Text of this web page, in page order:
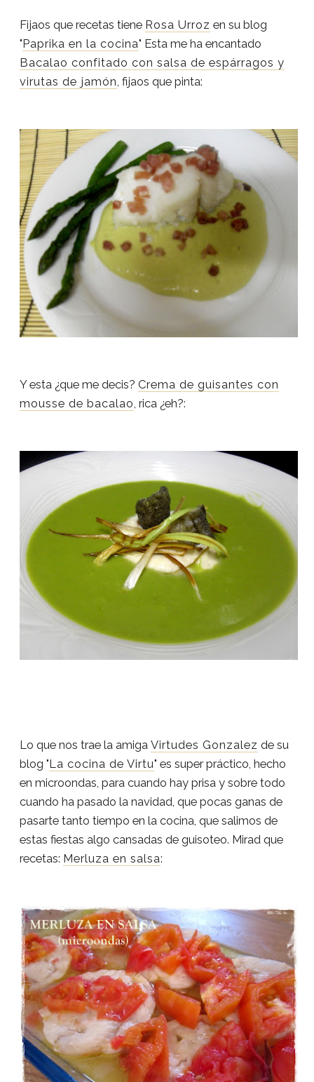
Fijaos que recetas tiene Rosa Urroz en su blog
"Paprika en la cocina" Esta me ha encantado
Bacalao confitado con salsa de espárragos y
virutas de jamón , fijaos que pinta:
Y esta ¿que me decis?Crema de guisantes con
mousse de bacalao, rica ¿eh?:
Lo que nos trae la amigaVirtudes Gonzalez de su
blog "La cocina de Virtu" es super práctico, hecho
en microondas, para cuando hay prisa y sobre todo
cuando ha pasado la navidad, que pocas ganas de
pasarte tanto tiempo en la cocina, que salimos de
estas fiestas algo cansadas de guisoteo. Mirad que
recetas: Merluza en salsa: